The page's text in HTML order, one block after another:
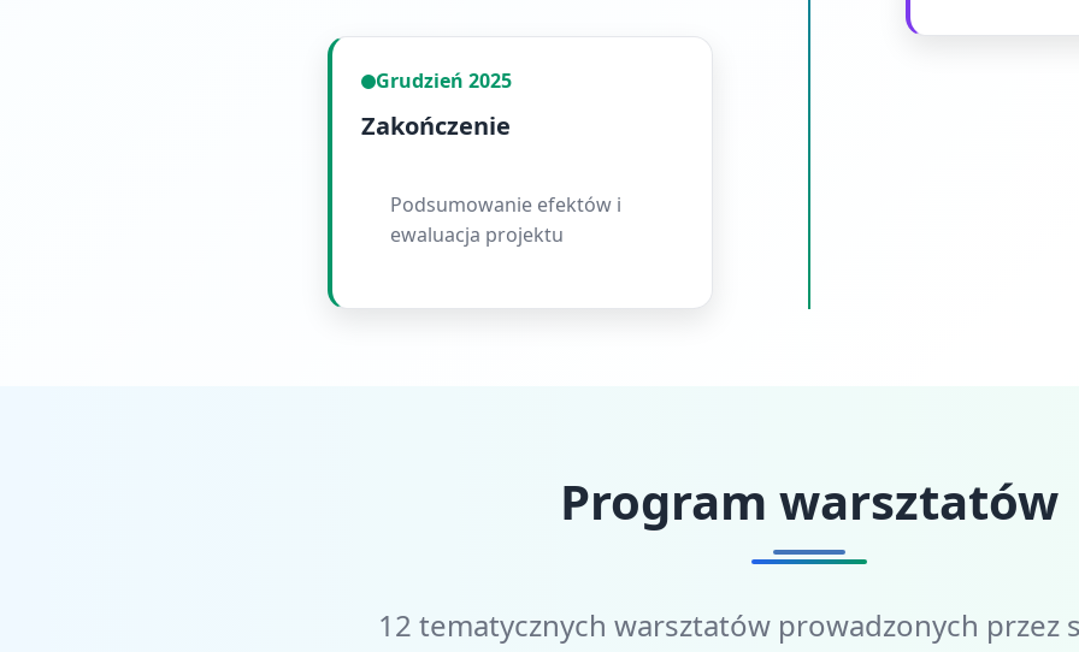
Grudzień 2025
Zakończenie
Podsumowanie efektów i
ewaluacja projektu
Program warsztatów
12 tematycznych warsztatów prowadzonych przez